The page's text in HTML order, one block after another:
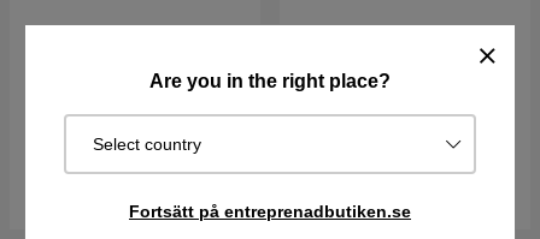
Are you in the right place?
Select country
Fortsätt på entreprenadbutiken.se
57 kr 23 kr